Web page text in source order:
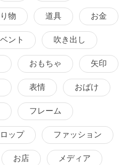
物 道具 お金
ント 吹き出し
おもちゃ 矢印
表情 おばけ
フレーム
ップ ファッション
お店 メディア